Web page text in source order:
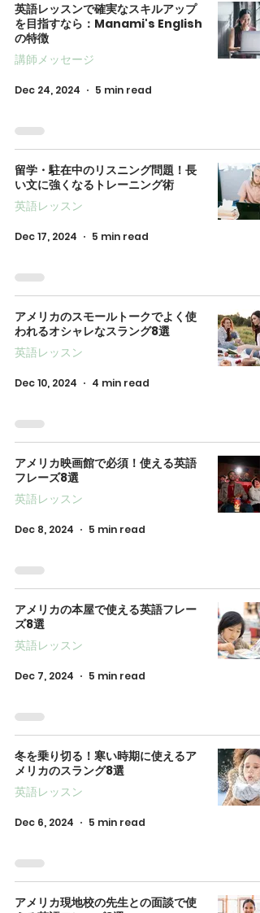
英語レッスンで確実なスキルアップ
を目指すなら：Manami's English
の特徴
講師メッセージ
Dec 24, 2024 5 min read
留学・駐在中のリスニング問題！長
い文に強くなるトレーニング術
英語レッスン
Dec 17, 2024 5 min read
アメリカのスモールトークでよく使
われるオシャレなスラング8選
英語レッスン
Dec 10, 2024 4 min read
アメリカ映画館で必須！使える英語
フレーズ8選
英語レッスン
Dec 8, 2024 5 min read
アメリカの本屋で使える英語フレー
ズ8選
英語レッスン
Dec 7, 2024 5 min read
冬を乗り切る！寒い時期に使えるア
メリカのスラング8選
英語レッスン
Dec 6, 2024 5 min read
アメリカ現地校の先生との面談で使